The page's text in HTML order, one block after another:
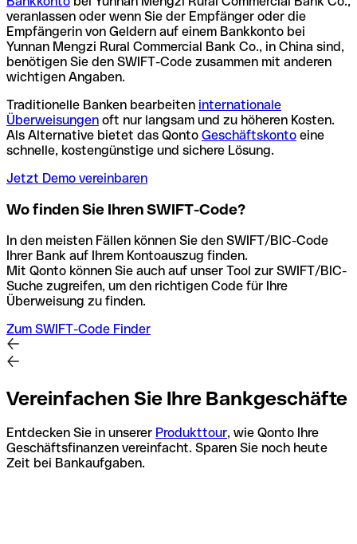
veranlassen oder wenn Sie der Empfänger oder die
Empfängerin von Geldern auf einem Bankkonto bei
Yunnan Mengzi Rural Commercial Bank Co., in China sind,
benötigen Sie den SWIFT-Code zusammen mit anderen
wichtigen Angaben.
Traditionelle Banken bearbeiten internationale
Überweisungen oft nur langsam und zu höheren Kosten.
Als Alternative bietet das Qonto Geschäftskonto eine
schnelle, kostengünstige und sichere Lösung.
Jetzt Demo vereinbaren
Wo finden Sie Ihren SWIFT-Code?
In den meisten Fällen können Sie den SWIFT/BIC-Code
Ihrer Bank auf Ihrem Kontoauszug finden.
Mit Qonto können Sie auch auf unser Tool zur SWIFT/BIC-
Suche zugreifen, um den richtigen Code für Ihre
Überweisung zu finden.
Zum SWIFT-Code Finder
Vereinfachen Sie Ihre Bankgeschäfte
Entdecken Sie in unserer Produkttour, wie Qonto Ihre
Geschäftsfinanzen vereinfacht. Sparen Sie noch heute
Zeit bei Bankaufgaben.